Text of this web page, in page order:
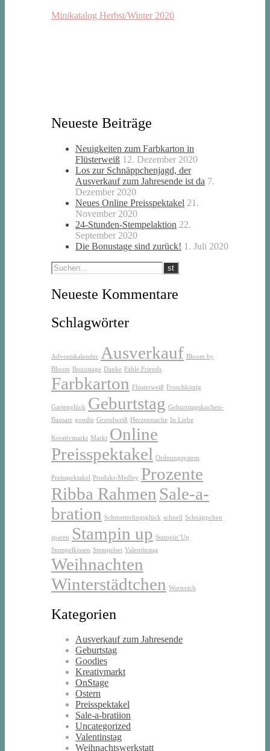
Minikatalog Herbst/Winter 2020
Neueste Beiträge
Neuigkeiten zum Farbkarton in
Flüsterweiß 12. Dezember 2020
Los zur Schnäppchenjagd, der
Ausverkauf zum Jahresende ist da 7.
Dezember 2020
Neues Online Preisspektakel 21.
November 2020
24-Stunden-Stempelaktion 22.
September 2020
Die Bonustage sind zurück! 1. Juli 2020
Neueste Kommentare
Schlagwörter
Adventskalender Ausverkauf Bloom by
Bloom Bonustage Danke Fable Friends
Farbkarton Flüsterweiß Froschkönig
Gartenglück Geburtstag Geburtstagskuchen-
Bausatz goodie Grundweiß Herzenssache In Liebe
Kreativmarkt Markt Online
Preisspektakel
Ordnungsystem
Preisspektakel Produkt-Medley Prozente
Ribba Rahmen Sale-a-
bration Schmetterlingsglück schnell Schnäppchen
sparen Stampin up Stampin’Up
Stempelkissen Stempelset Valentinstag
Weihnachten
Winterstädtchen Wortreich
Kategorien
Ausverkauf zum Jahresende
Geburtstag
Goodies
Kreativmarkt
OnStage
Ostern
Preisspektakel
Sale-a-bratiion
Uncategorized
Valentinstag
Weihnachtswerkstatt